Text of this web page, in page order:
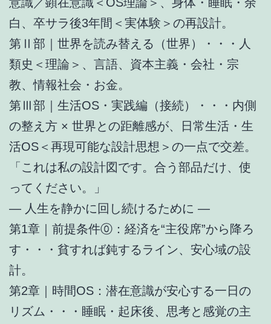
白、卒サラ後3年間＜実体験＞の再設計。
第Ⅱ部｜世界を読み替える（世界）・・・人
類史＜理論＞、言語、資本主義・会社・宗
教、情報社会・お金。
第Ⅲ部｜生活OS・実践編（接続）・・・内側
の整え方 × 世界との距離感が、日常生活・生
活OS＜再現可能な設計思想＞の一点で交差。
「これは私の設計図です。合う部品だけ、使
ってください。」
― 人生を静かに回し続けるために ―
第1章｜前提条件⓪：経済を“主役席”から降ろ
す・・・貧すれば鈍するライン、安心域の設
計。
第2章｜時間OS：潜在意識が安心する一日の
リズム・・・睡眠・起床後、思考と感覚の主